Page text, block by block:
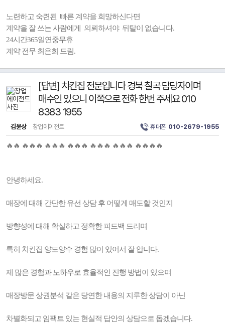
노련하고 숙련된 빠른 계약을 희망하신다면
계약을 잘 쓰는 사람에게 의뢰하셔야 뒤탈이 없습니다.
24시간365일연중무휴
계약 전무 최은희 드림.
[답변] 치킨집 전문입니다 경북 칠곡 담당자이며
매수인 있으니 이쪽으로 전화 한번 주세요 010
8383 1955
김윤상 창업에이전트 휴대폰 010-2679-1955
🔥🔥 🔥🔥🔥 🔥🔥🔥 🔥🔥🔥 🔥🔥🔥 🔥🔥🔥 🔥🔥🔥🔥
안녕하세요.
매장에 대해 간단한 유선 상담 후 어떻게 매도할 것인지
방향성에 대해 확실하고 정확한 피드백 드리며
특히 치킨집 양도양수 경험 많이 있어서 잘 압니다.
제 많은 경험과 노하우로 효율적인 진행 방법이 있으며
매장방문 상권분석 같은 당연한 내용의 지루한 상담이 아닌
차별화되고 임팩트 있는 현실적 답안의 상담으로 돕겠습니다.